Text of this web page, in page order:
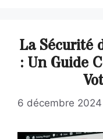
La Sécurité
: Un Guide
6 décembre 2024